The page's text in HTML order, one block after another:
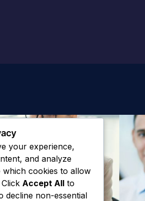
your experience,
and analyze
cookies to allow
Click Accept All to
decline non-essential